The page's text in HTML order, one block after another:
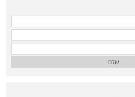
שלח